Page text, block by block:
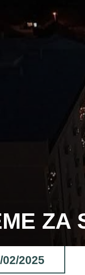
ZA
02/2025